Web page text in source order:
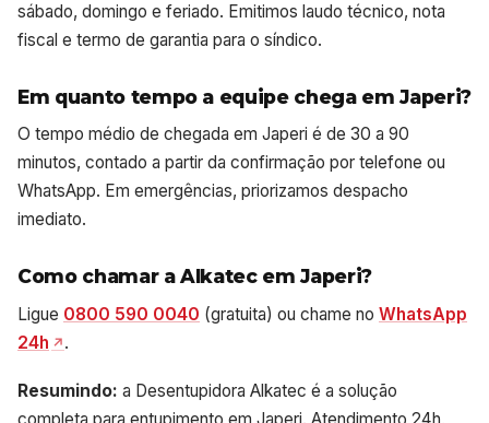
sábado, domingo e feriado. Emitimos laudo técnico, nota
fiscal e termo de garantia para o síndico.
Em quanto tempo a equipe chega em Japeri?
O tempo médio de chegada em Japeri é de 30 a 90
minutos, contado a partir da confirmação por telefone ou
WhatsApp. Em emergências, priorizamos despacho
imediato.
Como chamar a Alkatec em Japeri?
Ligue 0800 590 0040 (gratuita) ou chame no WhatsApp
24h
.
Resumindo: a Desentupidora Alkatec é a solução
completa para entupimento em Japeri. Atendimento 24h,